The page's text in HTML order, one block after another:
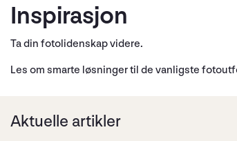
Inspirasjon
Ta din fotolidenskap videre.
Les om smarte løsninger til de vanligste
Aktuelle artikler